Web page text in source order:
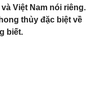
Việt Nam nói riêng.
thủy đặc biệt về
biết.